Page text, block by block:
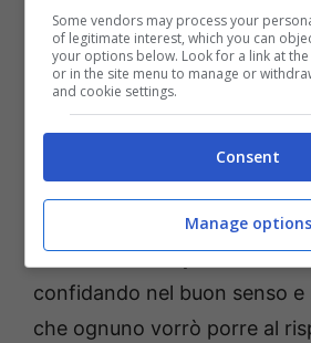
consumatore finale e della
filiera commerciale ittica.
Il Capo del Compartimento
Gaeta coglie l’occasione per
caso di reale pericolo in
attivo, sull’intero territorio
numero 1530 e per il Lazio il
confidando nel buon senso e
che ognuno vorrò porre al
Some vendors may process your
of legitimate interest, which you can
your options below. Look for a link at
or in the site menu to manage or
and cookie settings.
Consent
Manage options